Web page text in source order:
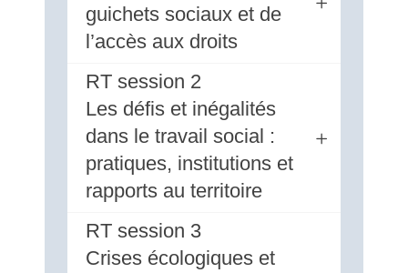
guichets sociaux et de
l’accès aux droits
RT session 2
Les défis et inégalités
dans le travail social :
pratiques, institutions et
rapports au territoire
RT session 3
Crises écologiques et